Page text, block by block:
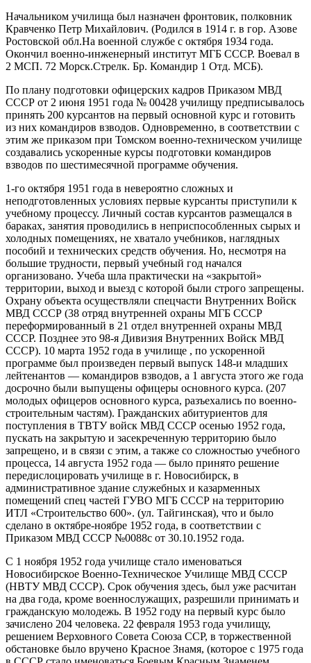
Начальником училища был назначен фронтовик, полковник
Кравченко Петр Михайлович. (Родился в 1914 г. в гор. Азове
Ростовской обл.На военной службе с октября 1934 года.
Окончил военно-инженерный институт МГБ СССР. Воевал в
2 МСП. 72 Морск.Стрелк. Бр. Командир 1 Отд. МСБ).
По плану подготовки офицерских кадров Приказом МВД
СССР от 2 июня 1951 года № 00428 училищу предписывалось
принять 200 курсантов на первый основной курс и готовить
из них командиров взводов. Одновременно, в соответствии с
этим же приказом при Томском военно-техническом училище
создавались ускоренные курсы подготовки командиров
взводов по шестимесячной программе обучения.
1-го октября 1951 года в невероятно сложных и
неподготовленных условиях первые курсанты приступили к
учебному процессу. Личный состав курсантов размещался в
бараках, занятия проводились в неприспособленных сырых и
холодных помещениях, не хватало учебников, наглядных
пособий и технических средств обучения. Но, несмотря на
большие трудности, первый учебный год начался
организовано. Учеба шла практически на «закрытой»
территории, выход и выезд с которой были строго запрещены.
Охрану объекта осуществляли спецчасти Внутренних Войск
МВД СССР (38 отряд внутренней охраны МГБ СССР
переформированный в 21 отдел внутренней охраны МВД
СССР. Позднее это 98-я Дивизия Внутренних Войск МВД
СССР). 10 марта 1952 года в училище , по ускоренной
программе был произведен первый выпуск 148-и младших
лейтенантов — командиров взводов, а 1 августа этого же года
досрочно были выпущены офицеры основного курса. (207
молодых офицеров основного курса, разъехались по военно-
строительным частям). Гражданских абитуриентов для
поступления в ТВТУ войск МВД СССР осенью 1952 года,
пускать на закрытую и засекреченную территорию было
запрещено, и в связи с этим, а также со сложностью учебного
процесса, 14 августа 1952 года — было принято решение
передислоцировать училище в г. Новосибирск, в
административное здание служебных и казарменных
помещений спец частей ГУВО МГБ СССР на территорию
ИТЛ «Строительство 600». (ул. Тайгинская), что и было
сделано в октябре-ноябре 1952 года, в соответствии с
Приказом МВД СССР №0088с от 30.10.1952 года.
С 1 ноября 1952 года училище стало именоваться
Новосибирское Военно-Техническое Училище МВД СССР
(НВТУ МВД СССР). Срок обучения здесь, был уже расчитан
на два года, кроме военнослужащих, разрешили принимать и
гражданскую молодежь. В 1952 году на первый курс было
зачислено 204 человека. 22 февраля 1953 года училищу,
решением Верховного Совета Союза ССР, в торжественной
обстановке было вручено Красное Знамя, (которое с 1975 года